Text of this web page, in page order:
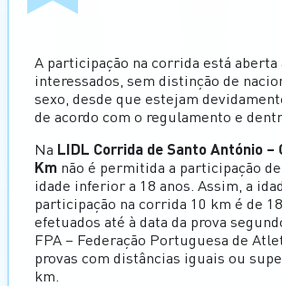
A participação na corrida está aberta
interessados, sem distinção de
sexo, desde que estejam
de acordo com o regulamento e
Na LIDL Corrida de Santo António –
Km não é permitida a participação
idade inferior a 18 anos. Assim, a
participação na corrida 10 km é de 18
efetuados até à data da prova
FPA – Federação Portuguesa de
provas com distâncias iguais ou
km.